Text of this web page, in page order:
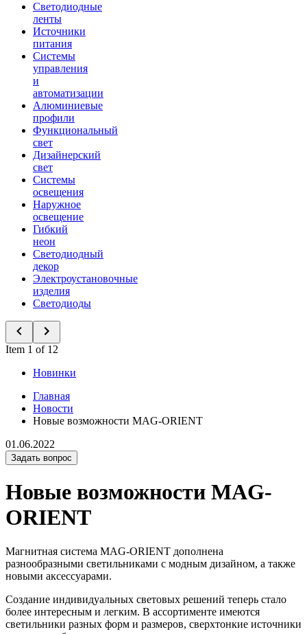
Светодиодные
ленты
Источники
питания
Системы
управления
и
автоматизации
Алюминиевые
профили
Функциональный
свет
Дизайнерский
свет
Системы
освещения
Наружное
освещение
Гибкий
неон
Светодиодный
декор
Электроустановочные
изделия
Светодиоды
Item 1 of 12
Новинки
Главная
Новости
Новые возможности MAG-ORIENT
01.06.2022
Задать вопрос
Новые возможности MAG-
ORIENT
Магнитная система MAG-ORIENT дополнена
разнообразными светильниками с модным дизайном, а также
новыми аксессуарами.
Создание индивидуальных световых решений теперь стало
более интересным и легким. В ассортименте имеются
светильники разных форм и размеров, сверхтонкие источники